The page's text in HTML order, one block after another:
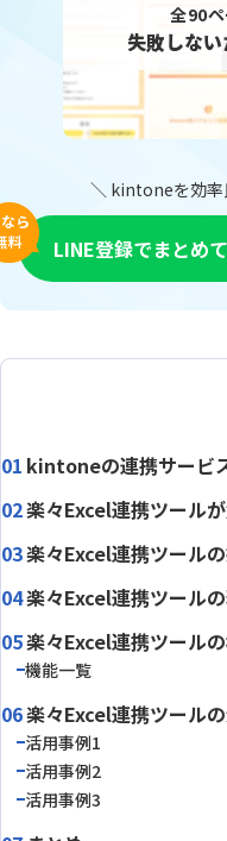
全90
失敗しな
＼ kintoneを効率
ら
料
LINE登録でまとめ
kintoneの連携サービ
楽々Excel連携ツール
楽々Excel連携ツール
楽々Excel連携ツール
楽々Excel連携ツール
機能一覧
楽々Excel連携ツール
活用事例1
活用事例2
活用事例3